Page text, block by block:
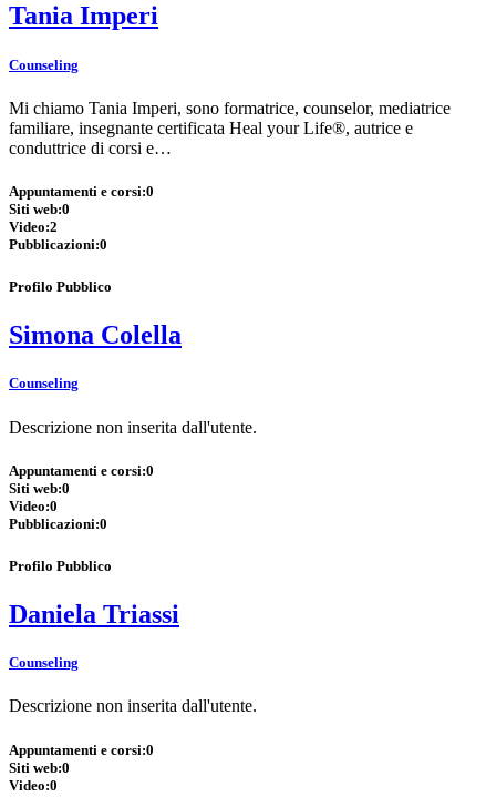
Tania Imperi
Counseling
Mi chiamo Tania Imperi, sono formatrice, counselor, mediatrice
familiare, insegnante certificata Heal your Life®, autrice e
conduttrice di corsi e…
Appuntamenti e corsi:0
Siti web:0
Video:2
Pubblicazioni:0
Profilo Pubblico
Simona Colella
Counseling
Descrizione non inserita dall'utente.
Appuntamenti e corsi:0
Siti web:0
Video:0
Pubblicazioni:0
Profilo Pubblico
Daniela Triassi
Counseling
Descrizione non inserita dall'utente.
Appuntamenti e corsi:0
Siti web:0
Video:0